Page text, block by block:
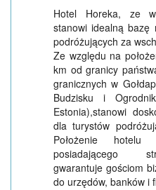
Hotel Horeka, ze
stanowi idealną bazę
podróżujących za
Ze względu na
km od granicy
granicznych w
Budzisku i
Estonia),stanowi
dla turystów
Położenie
posiadającego
gwarantuje gościom
do urzędów, banków i